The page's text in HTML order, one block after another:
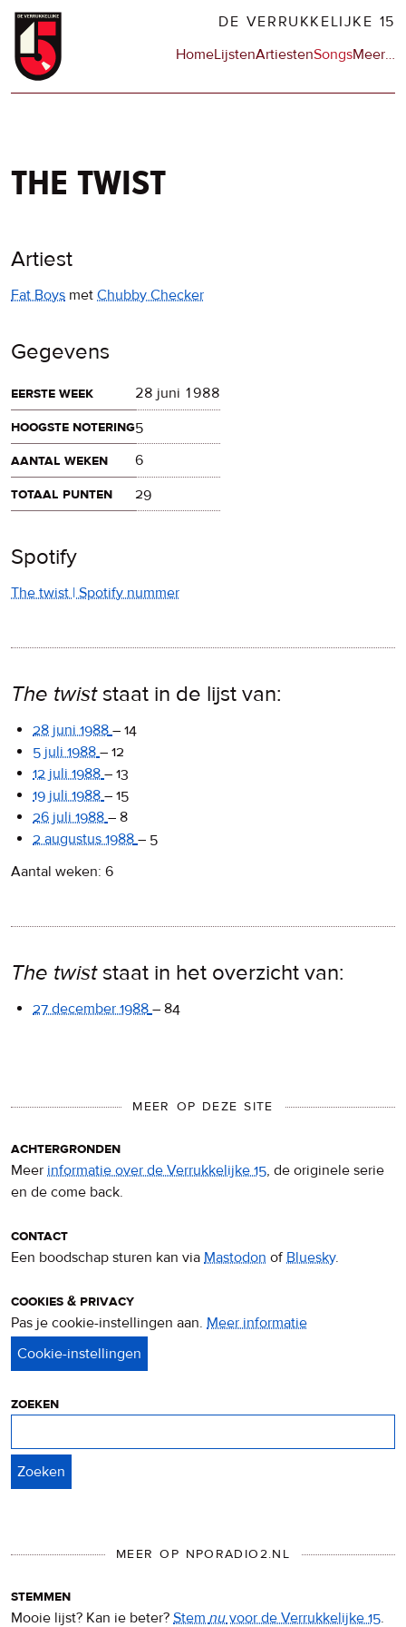
Overslaan
naar
DE VERRUKKELIJKE 15
Hoofdnavigatie
HomeLijstenArtiestenSongsMeerop
…
the twist
Artiest
Fat Boys met Chubby Checker
Gegevens
eerste week
28 juni 1988
hoogste notering5
aantal weken
6
totaal punten
29
Spotify
The twist | Spotify nummer
The twiststaat in de lijst van:
28 juni 1988 – 14
5 juli 1988 – 12
12 juli 1988 – 13
19 juli 1988 – 15
26 juli 1988 – 8
2 augustus 1988 – 5
Aantal weken: 6
The twiststaat in het overzicht van:
27 december 1988 – 84
MEER OP DEZE SITE
achtergronden
Meer informatie over de Verrukkelijke 15, de originele serie
en de come back.
contact
Een boodschap sturen kan via Mastodon ofBluesky.
cookies & privacy
Pas je cookie-instellingen aan. Meer informatie
zoeken
MEER OP NPORADIO2.NL
stemmen
Mooie lijst? Kan ie beter? Stemnuvoor de Verrukkelijke 15.